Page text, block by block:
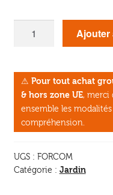
forêt
comestible
Ajouter
⚠ Pour tout achat
& hors zone UE, merci
ensemble les
compréhension.
UGS : FORCOM
Catégorie : Jardin